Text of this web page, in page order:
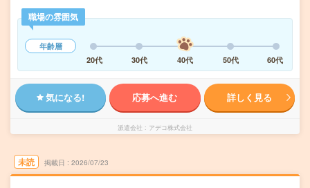
職場の雰囲気
年齢層
20代
30代 40代 50代 60代
気になる! 応募へ進む 詳しく見る
派遣会社 アデコ株式会社
未読 掲載日 2026/07/23